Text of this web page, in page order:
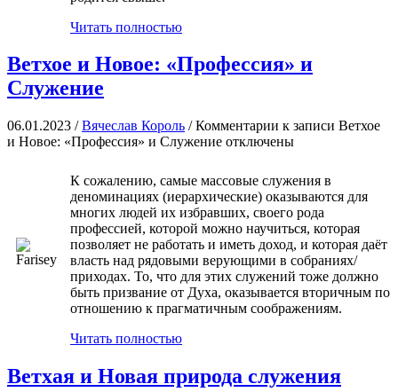
Читать полностью
Ветхое и Новое: «Профессия» и
Служение
06.01.2023 /Вячеслав Король /Комментарии к записи Ветхое
и Новое: «Профессия» и Служение отключены
К сожалению, самые массовые служения в
деноминациях (иерархические) оказываются для
многих людей их избравших, своего рода
профессией, которой можно научиться, которая
позволяет не работать и иметь доход, и которая даёт
власть над рядовыми верующими в собраниях/
приходах. То, что для этих служений тоже должно
быть призвание от Духа, оказывается вторичным по
отношению к прагматичным соображениям.
Читать полностью
Ветхая и Новая природа служения